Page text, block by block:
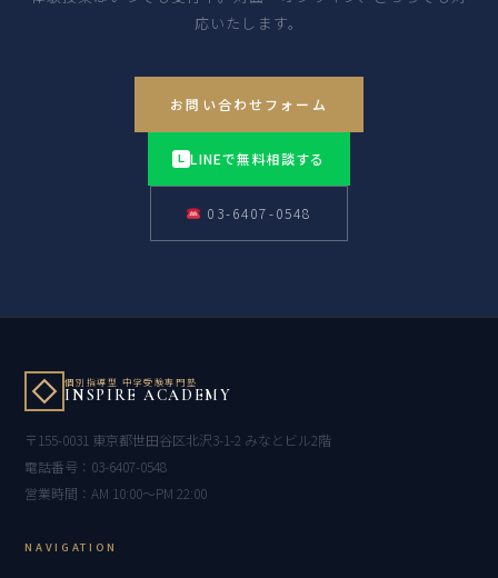
応いたします。
お問い合わせフォーム
L LINEで無料相談する
03-6407-0548
個別指導型 中学受験専門塾
INSPIRE ACADEMY
〒155-0031 東京都世田谷区北沢3-1-2 みなとビル2階
電話番号：03-6407-0548
営業時間：AM 10:00〜PM 22:00
NAVIGATION